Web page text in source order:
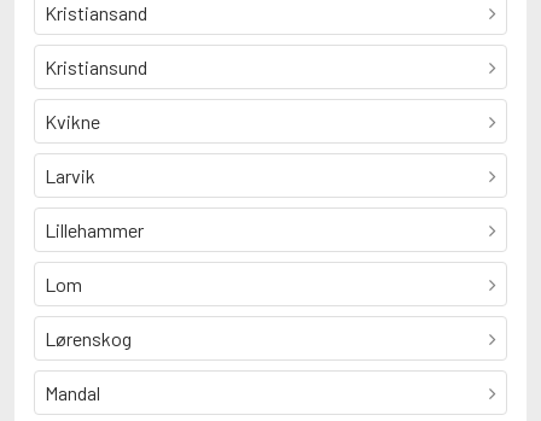
Kristiansand
Kristiansund
Kvikne
Larvik
Lillehammer
Lom
Lørenskog
Mandal